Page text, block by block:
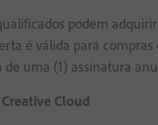
podem
é válida para
uma (1) assinatura
Cloud